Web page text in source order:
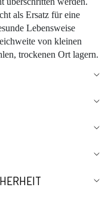
als Ersatz für eine
Lebensweise
von kleinen
trockenen Ort lagern.